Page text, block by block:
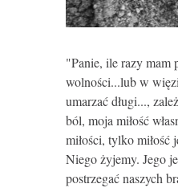
"Panie, ile razy mam
wolności...lub w
umarzać długi...,
ból, moja miłość
miłości, tylko
Niego żyjemy. Jego
postrzegać naszych